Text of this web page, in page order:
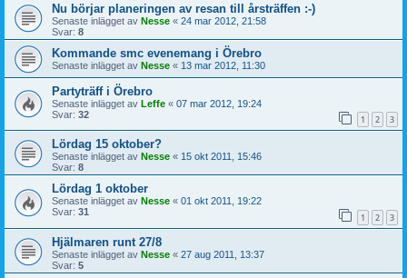
Nu börjar planeringen av resan till årsträffen :-)
Senaste inlägget av Nesse « 24 mar 2012, 21:58
Svar: 8
Kommande smc evenemang i Örebro
Senaste inlägget av Nesse « 13 mar 2012, 11:30
Partyträff i Örebro
Senaste inlägget av Leffe « 07 mar 2012, 19:24
Svar: 32 1 2 3
Lördag 15 oktober?
Senaste inlägget av Nesse « 15 okt 2011, 15:46
Svar: 8
Lördag 1 oktober
Senaste inlägget av Nesse « 01 okt 2011, 19:22
Svar: 31 1 2 3
Hjälmaren runt 27/8
Senaste inlägget av Nesse « 27 aug 2011, 13:37
Svar: 5